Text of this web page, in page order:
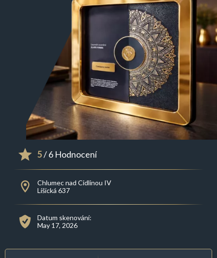
5/ 6 Hodnocení
Chlumec nad Cidlinou IV
Lišická 637
Datum skenování:
May 17, 2026